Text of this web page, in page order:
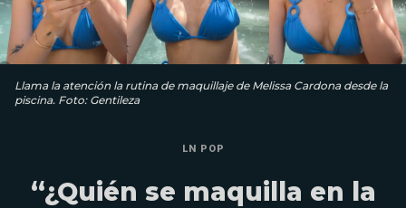
Llama la atención la rutina de maquillaje de Melissa Cardona desde la
piscina. Foto: Gentileza
LN POP
“¿Quién se maquilla en la